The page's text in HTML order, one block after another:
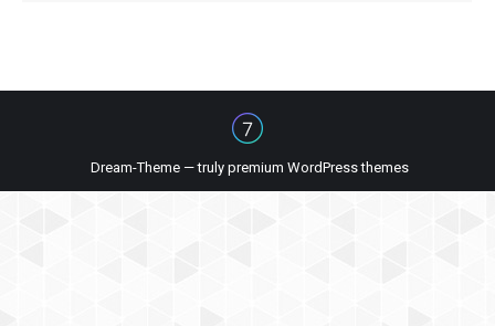
Dream-Theme — truly premium WordPress themes